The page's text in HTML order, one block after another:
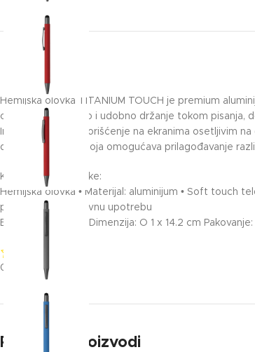
Hemijska olovka TITANIUM TOUCH je premium
omogućava sigurno i udobno držanje tokom
Integrisani vrh za korišćenje na ekranima osetljivim
dok široka paleta boja omogućava prilagođavanje
Ključne karakteristike:
Hemijska olovka • Materijal: aluminijum • Soft touch
poslovnu i promotivnu upotrebu
Boja mastila: plava Dimenzija: O 1 x 14.2 cm
0/5 (0 Reviews)
Povezani proizvodi